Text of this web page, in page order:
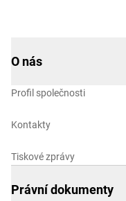
O nás
Profil společnosti
Kontakty
Tiskové zprávy
Právní dokumenty